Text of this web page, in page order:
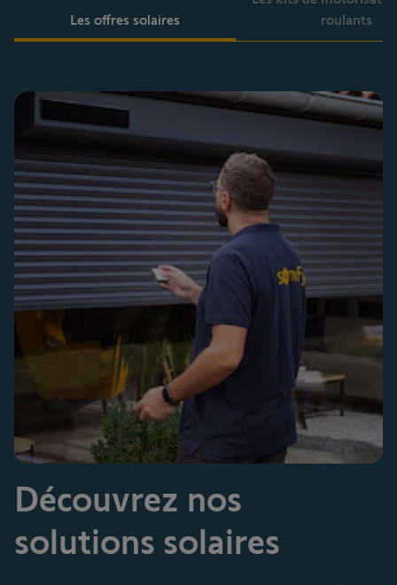
Les offres solaires
roulants
Découvrez nos
solutions solaires